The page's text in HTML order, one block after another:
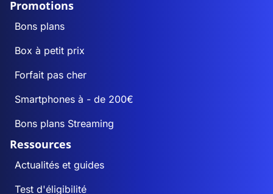
Promotions
Bons plans
Box à petit prix
Forfait pas cher
Smartphones à - de 200€
Bons plans Streaming
Ressources
Actualités et guides
Test d'éligibilité